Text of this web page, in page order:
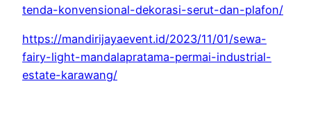
tenda-konvensional-dekorasi-serut-dan-plafon/
https://mandirijayaevent.id/2023/11/01/sewa-
fairy-light-mandalapratama-permai-industrial-
estate-karawang/